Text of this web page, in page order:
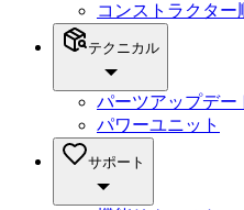
コンストラクター
テクニカル
パーツアップデー
パワーユニット
サポート